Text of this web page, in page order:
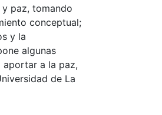
paz, tomando
conceptual;
y la
algunas
aportar a la paz,
de La